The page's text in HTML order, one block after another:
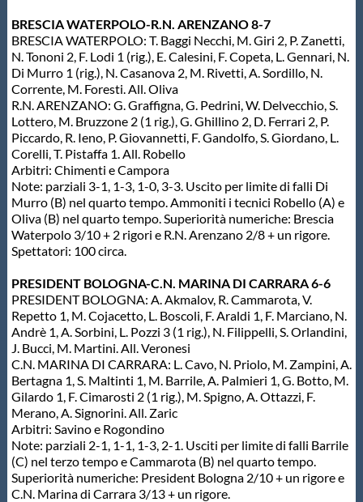
Flash News
Galleria fotografica
Videogallery
Intranet
Webmail
Contatti
Mappa del sito
BRESCIA WATERPOLO-R.N. ARENZANO 8-7
BRESCIA WATERPOLO: T. Baggi Necchi, M. Giri 2, P. Zanetti,
N. Tononi 2, F. Lodi 1 (rig.), E. Calesini, F. Copeta, L. Gennari, N.
Di Murro 1 (rig.), N. Casanova 2, M. Rivetti, A. Sordillo, N.
Corrente, M. Foresti. All. Oliva
R.N. ARENZANO: G. Graffigna, G. Pedrini, W. Delvecchio, S.
Lottero, M. Bruzzone 2 (1 rig.), G. Ghillino 2, D. Ferrari 2, P.
Piccardo, R. Ieno, P. Giovannetti, F. Gandolfo, S. Giordano, L.
Corelli, T. Pistaffa 1. All. Robello
Arbitri: Chimenti e Campora
Note: parziali 3-1, 1-3, 1-0, 3-3. Uscito per limite di falli Di
Murro (B) nel quarto tempo. Ammoniti i tecnici Robello (A) e
Oliva (B) nel quarto tempo. Superiorità numeriche: Brescia
Waterpolo 3/10 + 2 rigori e R.N. Arenzano 2/8 + un rigore.
Spettatori: 100 circa.
PRESIDENT BOLOGNA-C.N. MARINA DI CARRARA 6-6
PRESIDENT BOLOGNA: A. Akmalov, R. Cammarota, V.
Repetto 1, M. Cojacetto, L. Boscoli, F. Araldi 1, F. Marciano, N.
Andrè 1, A. Sorbini, L. Pozzi 3 (1 rig.), N. Filippelli, S. Orlandini,
J. Bucci, M. Martini. All. Veronesi
C.N. MARINA DI CARRARA: L. Cavo, N. Priolo, M. Zampini, A.
Bertagna 1, S. Maltinti 1, M. Barrile, A. Palmieri 1, G. Botto, M.
Gilardo 1, F. Cimarosti 2 (1 rig.), M. Spigno, A. Ottazzi, F.
Merano, A. Signorini. All. Zaric
Arbitri: Savino e Rogondino
Note: parziali 2-1, 1-1, 1-3, 2-1. Usciti per limite di falli Barrile
(C) nel terzo tempo e Cammarota (B) nel quarto tempo.
Superiorità numeriche: President Bologna 2/10 + un rigore e
C.N. Marina di Carrara 3/13 + un rigore.